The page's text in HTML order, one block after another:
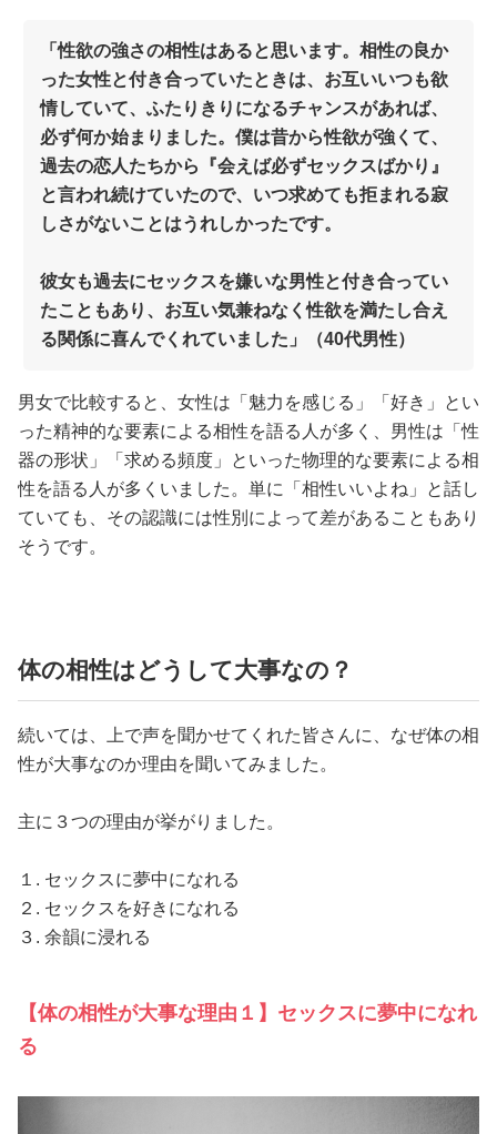
「性欲の強さの相性はあると思います。相性の良か
った女性と付き合っていたときは、お互いいつも欲
情していて、ふたりきりになるチャンスがあれば、
必ず何か始まりました。僕は昔から性欲が強くて、
過去の恋人たちから『会えば必ずセックスばかり』
と言われ続けていたので、いつ求めても拒まれる寂
しさがないことはうれしかったです。
彼女も過去にセックスを嫌いな男性と付き合ってい
たこともあり、お互い気兼ねなく性欲を満たし合え
る関係に喜んでくれていました」（40代男性）
男女で比較すると、女性は「魅力を感じる」「好き」とい
った精神的な要素による相性を語る人が多く、男性は「性
器の形状」「求める頻度」といった物理的な要素による相
性を語る人が多くいました。単に「相性いいよね」と話し
ていても、その認識には性別によって差があることもあり
そうです。
体の相性はどうして大事なの？
続いては、上で声を聞かせてくれた皆さんに、なぜ体の相
性が大事なのか理由を聞いてみました。
主に３つの理由が挙がりました。
１. セックスに夢中になれる
２. セックスを好きになれる
３. 余韻に浸れる
【体の相性が大事な理由１】セックスに夢中になれ
る